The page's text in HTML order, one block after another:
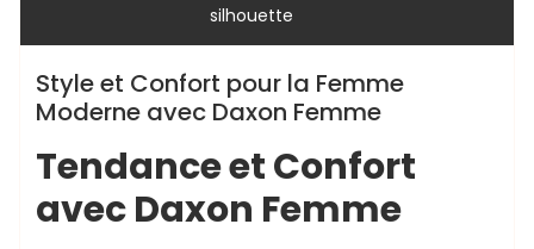
silhouette
Style et Confort pour la Femme
Moderne avec Daxon Femme
Tendance et Confort
avec Daxon Femme